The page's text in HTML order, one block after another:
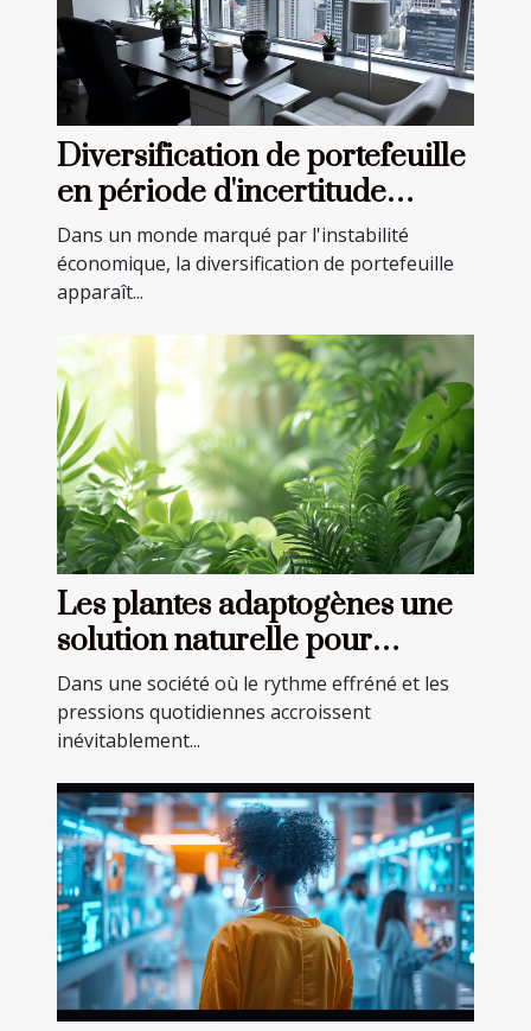
Diversification de portefeuille
en période d'incertitude
économique stratégies
avancées
Dans un monde marqué par l'instabilité
économique, la diversification de portefeuille
apparaît...
Les plantes adaptogènes une
solution naturelle pour
combattre stress et anxiété
Dans une société où le rythme effréné et les
pressions quotidiennes accroissent
inévitablement...